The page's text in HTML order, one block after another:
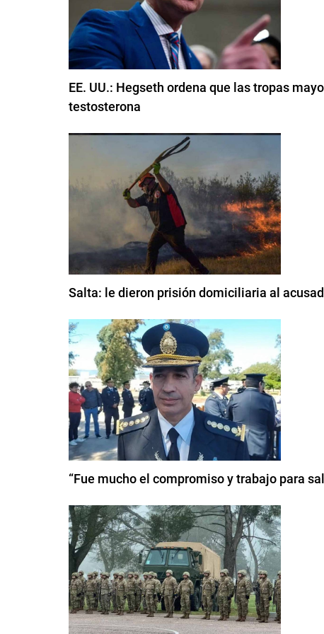
EE. UU.: Hegseth ordena que las tropas
testosterona
Salta: le dieron prisión domiciliaria al
“Fue mucho el compromiso y trabajo para